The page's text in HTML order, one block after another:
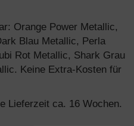
Orange Power Metallic,
Blau Metallic, Perla
Rot Metallic, Shark Grau
Keine Extra-Kosten für
Lieferzeit ca. 16 Wochen.